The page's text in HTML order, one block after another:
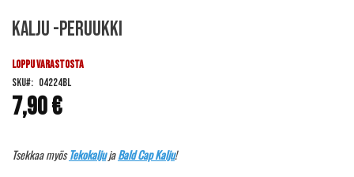
to
beginning
the
images
gallery
Kalju -peruukki
7,90 €
LOPPU VARASTOSTA
SKU
04224BL
Tsekkaa myösTekokaljujaBald Cap Kalju!